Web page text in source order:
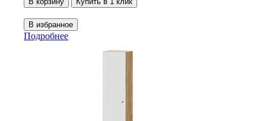
Подробнее